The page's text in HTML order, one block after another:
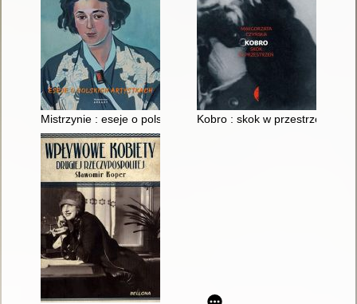
Mistrzynie : eseje o polskich artystkachKobro : skok w przestrzeń